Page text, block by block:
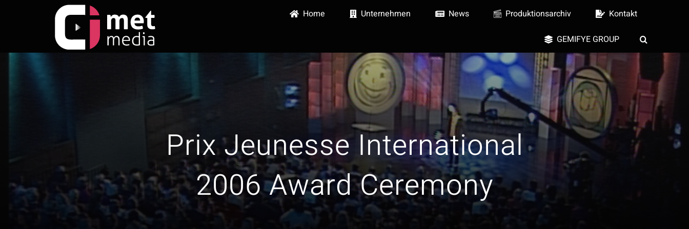
Home Unternehmen News Produktionsarchiv Kontakt
GEMIFYE GROUP
Prix Jeunesse International
2006 Award Ceremony